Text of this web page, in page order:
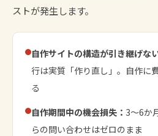
ストが発生します。
自作サイトの構造が引き継げな
行は実質「作り直し」。自作に
る
自作期間中の機会損失： 3〜6か
らの問い合わせはゼロのまま